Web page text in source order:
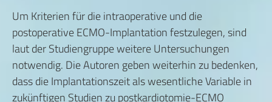
Um Kriterien für die intraoperative und die
postoperative ECMO-Implantation festzulegen, sind
laut der Studiengruppe weitere Untersuchungen
notwendig. Die Autoren geben weiterhin zu bedenken,
dass die Implantationszeit als wesentliche Variable in
zukünftigen Studien zu postkardiotomie-ECMO